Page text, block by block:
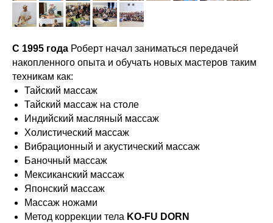
C 1995 года Роберт начал заниматься передачей
накопленного опыта и обучать новых мастеров таким
техникам как:
Тайский массаж
Тайский массаж на столе
Индийский масляный массаж
Холистический массаж
Вибрационный и акустический массаж
Баночный массаж
Мексиканский массаж
Японский массаж
Массаж ножами
Метод коррекции тела KO-FU DORN